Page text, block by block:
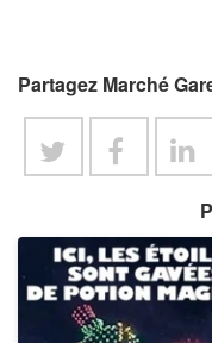
Partagez Marché